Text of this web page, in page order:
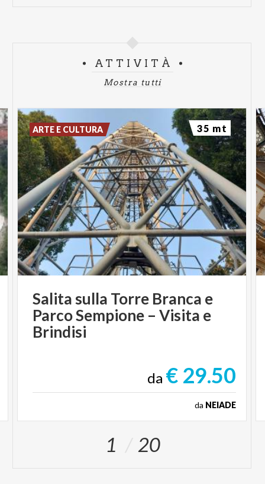
ATTIVITÀ
Mostra tutti
Salita sulla Torre Branca e
Parco Sempione – Visita e
Brindisi
da € 29.50
da NEIADE
ARTE E CULTURA 35 mt
1 20